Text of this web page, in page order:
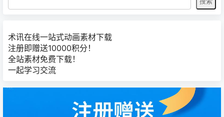
术讯在线一站式动画素材下载
注册即赠送10000积分！
全站素材免费下载！
一起学习交流